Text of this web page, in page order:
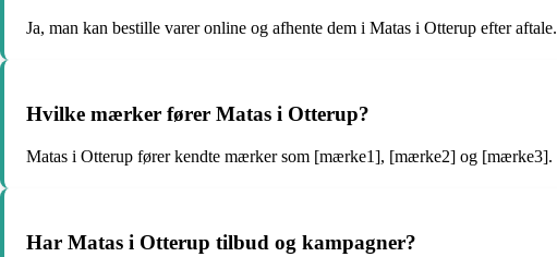
Ja, man kan bestille varer online og afhente dem i Matas i Otterup efter aftale.
Hvilke mærker fører Matas i Otterup?
Matas i Otterup fører kendte mærker som [mærke1], [mærke2] og [mærke3].
Har Matas i Otterup tilbud og kampagner?